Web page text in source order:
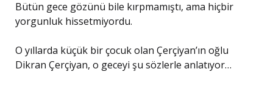
Bütün gece gözünü bile kırpmamıştı, ama hiçbir
yorgunluk hissetmiyordu.
O yıllarda küçük bir çocuk olan Çerçiyan’ın oğlu
Dikran Çerçiyan, o geceyi şu sözlerle anlatıyor…